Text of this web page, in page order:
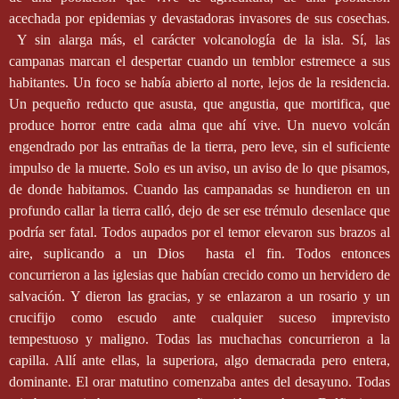
acechada por epidemias y devastadoras invasores de sus cosechas.
Y sin alarga más, el carácter volcanología de la isla. Sí, las
campanas marcan el despertar cuando un temblor estremece a sus
habitantes. Un foco se había abierto al norte, lejos de la residencia.
Un pequeño reducto que asusta, que angustia, que mortifica, que
produce horror entre cada alma que ahí vive. Un nuevo volcán
engendrado por las entrañas de la tierra, pero leve, sin el suficiente
impulso de la muerte. Solo es un aviso, un aviso de lo que pisamos,
de donde habitamos. Cuando las campanadas se hundieron en un
profundo callar la tierra calló, dejo de ser ese trémulo desenlace que
podría ser fatal. Todos aupados por el temor elevaron sus brazos al
aire, suplicando a un Dios
hasta el fin. Todos entonces
concurrieron a las iglesias que habían crecido como un hervidero de
salvación. Y dieron las gracias, y se enlazaron a un rosario y un
crucifijo como escudo ante cualquier suceso imprevisto
tempestuoso y maligno. Todas las muchachas concurrieron a la
capilla. Allí ante ellas, la superiora, algo demacrada pero entera,
dominante. El orar matutino comenzaba antes del desayuno. Todas